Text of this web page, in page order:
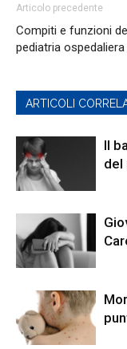
Articolo precedente
Compiti e funzioni
pediatria ospedaliera
ARTICOLI
Il
del